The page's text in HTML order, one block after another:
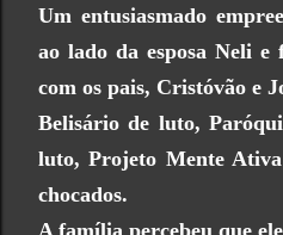
Um entusiasmado
ao lado da esposa Neli
com os pais, Cristóvão e
Belisário de luto,
luto, Projeto Mente
chocados.
A família percebeu que